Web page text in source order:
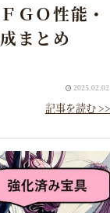
ＧＯ性能・
まとめ
2025.02.02